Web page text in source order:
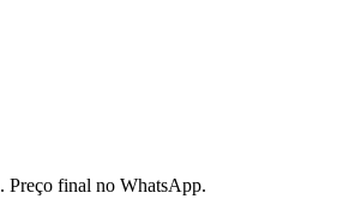
. Preço final no WhatsApp.